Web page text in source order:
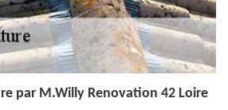
par M.Willy Renovation 42 Loire